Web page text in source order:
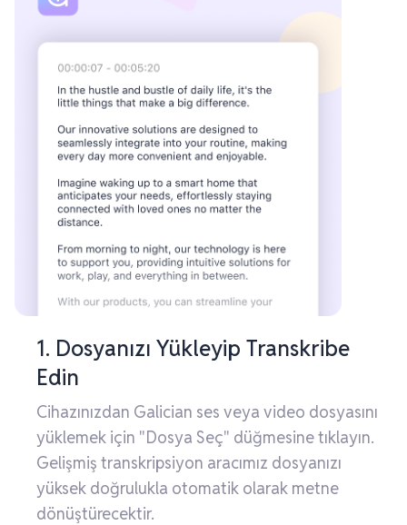
1. Dosyanızı Yükleyip Transkribe
Edin
Cihazınızdan Galician ses veya video dosyasını
yüklemek için "Dosya Seç" düğmesine tıklayın.
Gelişmiş transkripsiyon aracımız dosyanızı
yüksek doğrulukla otomatik olarak metne
dönüştürecektir.